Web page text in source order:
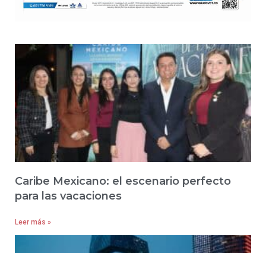
Caribe Mexicano: el escenario perfecto
para las vacaciones
Leer más »